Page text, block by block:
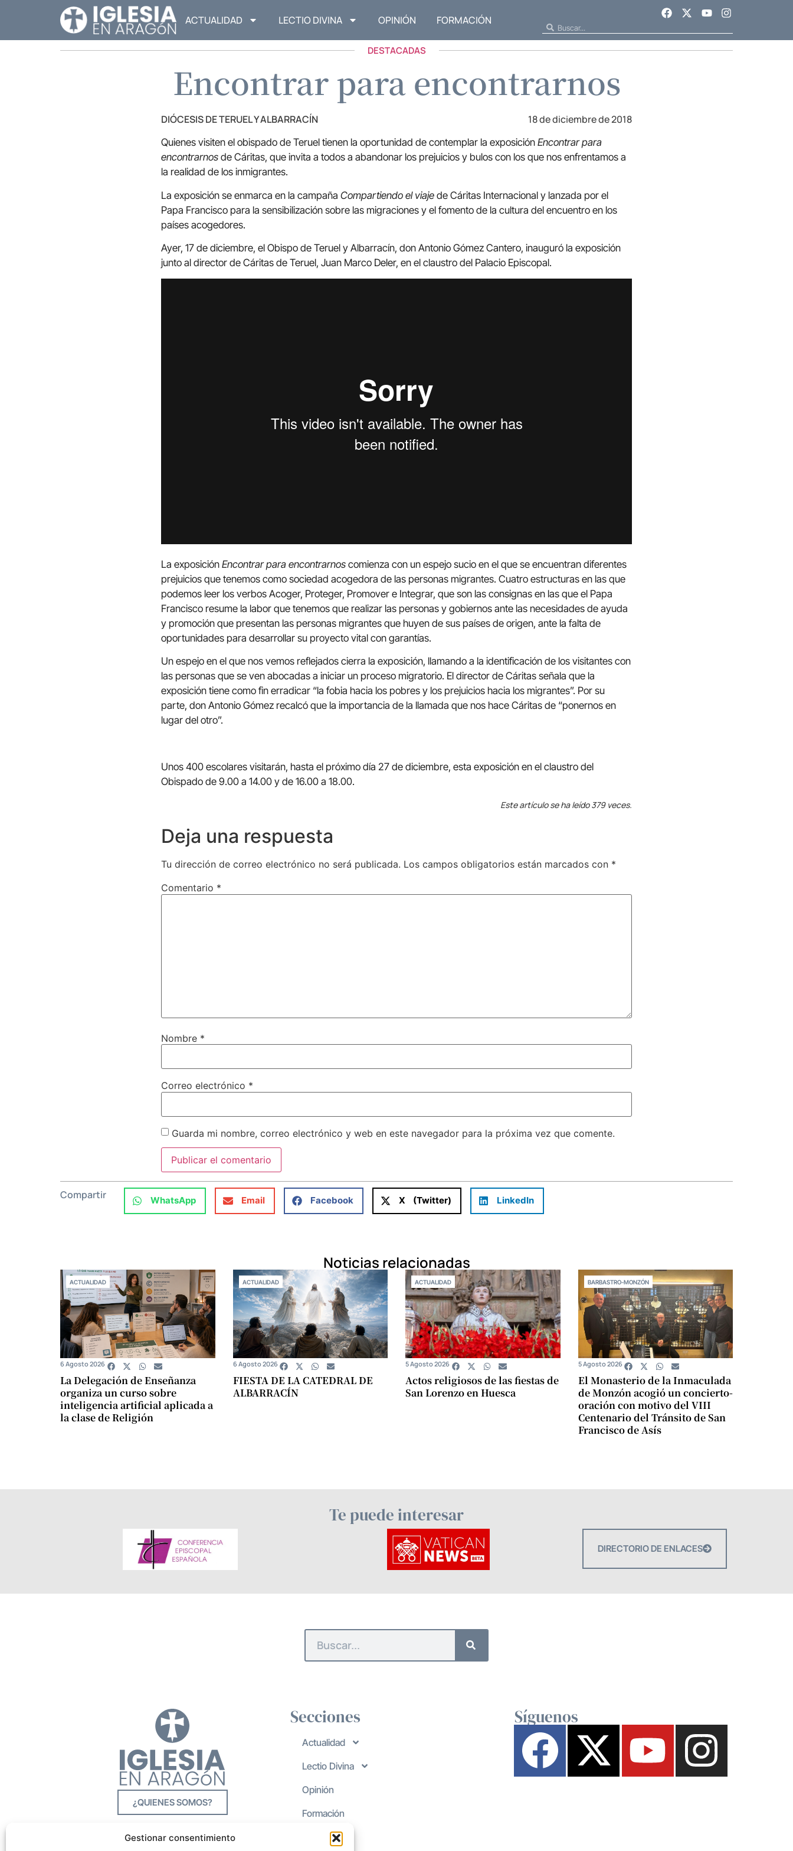
Gestionar consentimiento
ACTUALIDAD LECTIO DIVINA OPINIÓN FORMACIÓN
DESTACADAS
Encontrar para encontrarnos
DIÓCESIS DE TERUEL Y ALBARRACÍN 18 de diciembre de 2018
Quienes visiten el obispado de Teruel tienen la oportunidad de contemplar la exposición Encontrar para
encontrarnos de Cáritas, que invita a todos a abandonar los prejuicios y bulos con los que nos enfrentamos a
la realidad de los inmigrantes.
La exposición se enmarca en la campaña Compartiendo el viaje de Cáritas Internacional y lanzada por el
Papa Francisco para la sensibilización sobre las migraciones y el fomento de la cultura del encuentro en los
países acogedores.
Ayer, 17 de diciembre, el Obispo de Teruel y Albarracín, don Antonio Gómez Cantero, inauguró la exposición
junto al director de Cáritas de Teruel, Juan Marco Deler, en el claustro del Palacio Episcopal.
La exposición Encontrar para encontrarnos comienza con un espejo sucio en el que se encuentran diferentes
prejuicios que tenemos como sociedad acogedora de las personas migrantes. Cuatro estructuras en las que
podemos leer los verbos Acoger, Proteger, Promover e Integrar, que son las consignas en las que el Papa
Francisco resume la labor que tenemos que realizar las personas y gobiernos ante las necesidades de ayuda
y promoción que presentan las personas migrantes que huyen de sus países de origen, ante la falta de
oportunidades para desarrollar su proyecto vital con garantías.
Un espejo en el que nos vemos reflejados cierra la exposición, llamando a la identificación de los visitantes con
las personas que se ven abocadas a iniciar un proceso migratorio. El director de Cáritas señala que la
exposición tiene como fin erradicar “la fobia hacia los pobres y los prejuicios hacia los migrantes”. Por su
parte, don Antonio Gómez recalcó que la importancia de la llamada que nos hace Cáritas de “ponernos en
lugar del otro”.
Unos 400 escolares visitarán, hasta el próximo día 27 de diciembre, esta exposición en el claustro del
Obispado de 9.00 a 14.00 y de 16.00 a 18.00.
Este artículo se ha leído 379 veces.
Deja una respuesta
Tu dirección de correo electrónico no será publicada. Los campos obligatorios están marcados con *
Comentario *
Nombre *
Correo electrónico *
Guarda mi nombre, correo electrónico y web en este navegador para la próxima vez que comente.
Compartir WhatsApp Email Facebook X (Twitter) LinkedIn
Noticias relacionadas
ACTUALIDAD
La Delegación de Enseñanza
organiza un curso sobre
inteligencia artificial aplicada a
la clase de Religión
6 Agosto 2026
ACTUALIDAD
FIESTA DE LA CATEDRAL DE
ALBARRACÍN
6 Agosto 2026
ACTUALIDAD
Actos religiosos de las fiestas de
San Lorenzo en Huesca
5 Agosto 2026
BARBASTRO-MONZÓN
El Monasterio de la Inmaculada
de Monzón acogió un concierto-
oración con motivo del VIII
Centenario del Tránsito de San
Francisco de Asís
5 Agosto 2026
Te puede interesar
DIRECTORIO DE ENLACES
¿QUIENES SOMOS?
Secciones
Actualidad
Lectio Divina
Opinión
Formación
Síguenos